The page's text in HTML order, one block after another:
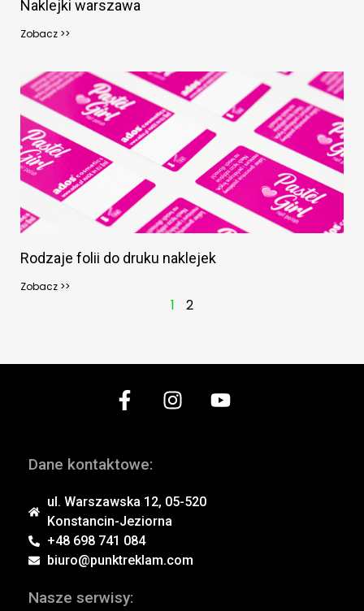
Naklejki warszawa
Zobacz >>
Rodzaje folii do druku naklejek
Zobacz >>
1 2
Dane kontaktowe:
ul. Warszawska 12, 05-520
Konstancin-Jeziorna
+48 698 741 084
biuro@punktreklam.com
Nasze serwisy: